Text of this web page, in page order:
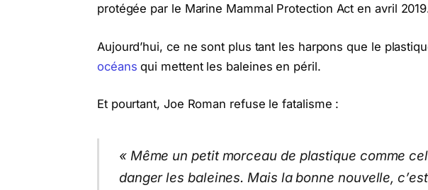
protégée par le Marine Mammal Protection Act en avril
Aujourd’hui, ce ne sont plus tant les harpons que le
océans qui mettent les baleines en péril.
Et pourtant, Joe Roman refuse le fatalisme :
« Même un petit morceau de plastique comme
danger les baleines. Mais la bonne nouvelle,